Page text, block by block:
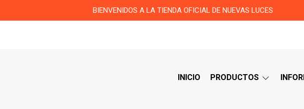
BIENVENIDOS A LA TIENDA OFICIAL DE NUEVAS LUCES
INICIO PRODUCTOS